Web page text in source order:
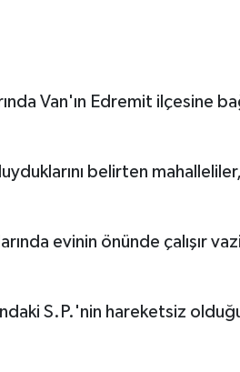
Van'ın Edremit ilçesine
belirten
evinin önünde çalışır
S.P.'nin hareketsiz